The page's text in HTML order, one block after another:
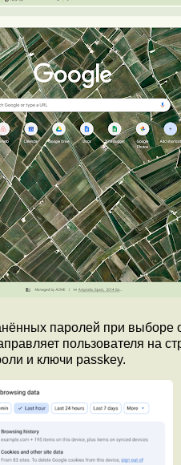
паролей при
пользователя на
и ключи passkey.